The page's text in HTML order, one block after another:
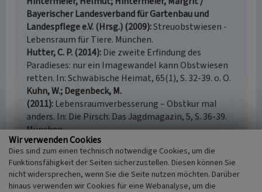
Bayerischer Landesverband für Gartenbau und
Landespflege e.V. (Hrsg.) (2009) Streuobstwiesen -
Lebensraum für Tiere. München.
Hutter, C. P. (2014) Die zweite Erfindung des
Paradieses: nur ein Imagewandel kann Obstwiesen
retten. In: Schwäbische Heimat, 65(1), S. 32-39. o. O.
Kuhn, W.; Degenbeck, M.
(2011) Lebensraumverbesserung – Obstkur mal
anders. In: Die Pirsch: Das Jagdmagazin, 5, S. 36-39.
München.
Müller, D.; Abdank, A.; Meyer, J.; Friedrich, H.; Brandt,
R. (2009) Streuobst-Situation und Perspektiven in
Mecklenburg-Vorpommern. (Naturschutzarbeit in
Mecklenburg-Vorpommern, 2.) S. 29-39. o. O.
Wir verwenden Cookies
Dies sind zum einen technisch notwendige Cookies, um die
Funktionsfähigkeit der Seiten sicherzustellen. Diesen können Sie
nicht widersprechen, wenn Sie die Seite nutzen möchten. Darüber
hinaus verwenden wir Cookies für eine Webanalyse, um die